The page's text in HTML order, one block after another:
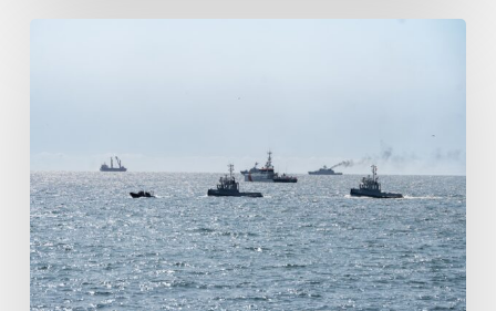
žitaricama,
ugljem
i
željeznom
rudom